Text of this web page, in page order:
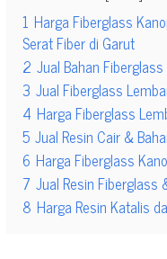
1 Harga Fiberglass
Serat Fiber di Garut
2 Jual Bahan
3 Jual Fiberglass
4 Harga Fiberglass
5 Jual Resin Cair &
6 Harga Fiberglass
7 Jual Resin Fiberglass
8 Harga Resin Katalis